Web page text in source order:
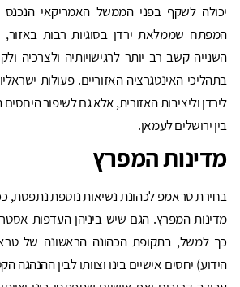
יכולה לשקף בפני הממשל האמריקאי
המפתח שממלאת ירדן בסוגיות רבות באזור,
השנייה קשב רב יותר לרגישויותיה ולצרכיה
בתהליכי האינטגרציה האזוריים. פעולות
לירדן וליציבות האזורית, אלא גם לשיפור
בין ירושלים לעמאן.
מדינות המפרץ
בחירת טראמפ לכהונת נשיאות נוספת נתפסת,
מדינות המפרץ. הגם שיש ביניהן העדפות
כך למשל, בתקופת הכהונה הראשונה של
הידוע) יחסים אישיים בינו וצוותו לבין ההנהגה